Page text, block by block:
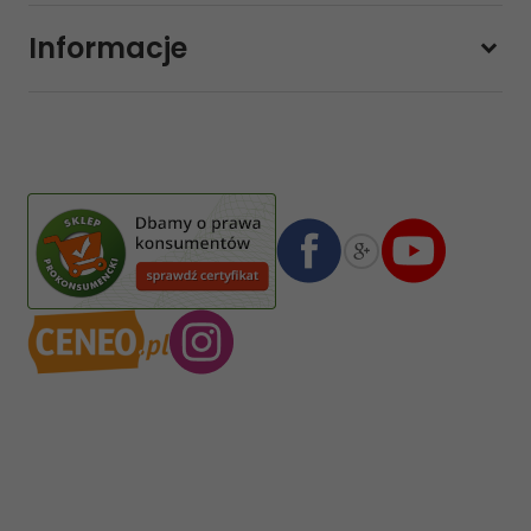
sklep@sklep-muzyczny.com.pl
08 1140 2004 0000 3102 4903 0792
Informacje